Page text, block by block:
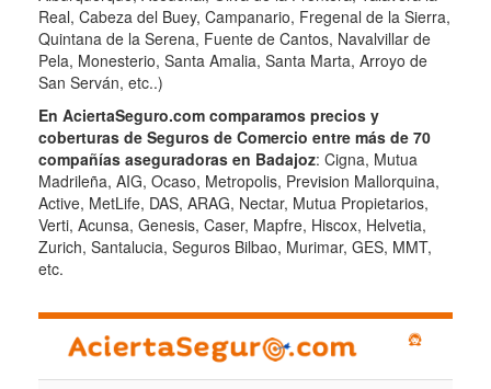
Real, Cabeza del Buey, Campanario, Fregenal de la Sierra,
Quintana de la Serena, Fuente de Cantos, Navalvillar de
Pela, Monesterio, Santa Amalia, Santa Marta, Arroyo de
San Serván, etc..)
En AciertaSeguro.com comparamos precios y
coberturas de Seguros de Comercio entre más de 70
compañías aseguradoras en Badajoz: Cigna, Mutua
Madrileña, AIG, Ocaso, Metropolis, Prevision Mallorquina,
Active, MetLife, DAS, ARAG, Nectar, Mutua Propietarios,
Verti, Acunsa, Genesis, Caser, Mapfre, Hiscox, Helvetia,
Zurich, Santalucia, Seguros Bilbao, Murimar, GES, MMT,
etc.